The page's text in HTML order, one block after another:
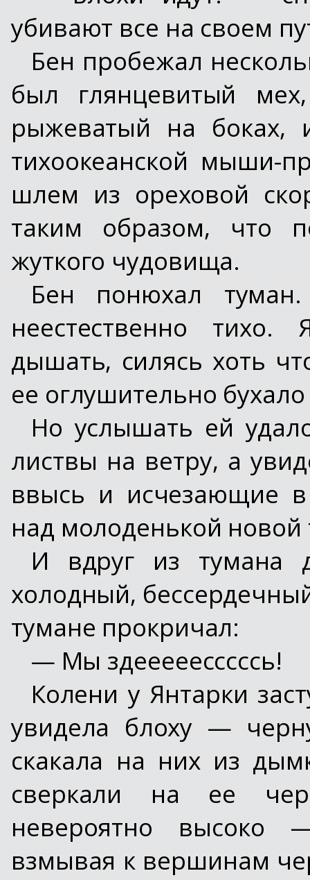
убивают все на своем
Бен пробежал
был глянцевитый
рыжеватый на боках,
тихоокеанской мыши-
шлем из ореховой
таким образом, что
жуткого чудовища.
Бен понюхал
неестественно
дышать, силясь хоть
ее оглушительно
Но услышать ей
листвы на ветру, а
ввысь и исчезающие в
над молоденькой новой
И вдруг из тумана
холодный,
тумане прокричал:
— Мы здееееесссссь!
Колени у Янтарки
увидела блоху —
скакала на них из
сверкали на ее
невероятно высоко
взмывая к вершинам